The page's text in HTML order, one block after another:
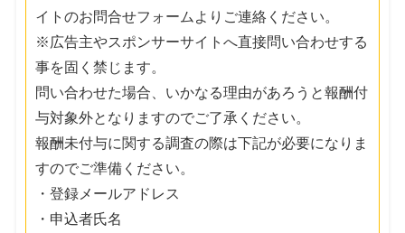
イトのお問合せフォームよりご連絡ください。
※広告主やスポンサーサイトへ直接問い合わせする
事を固く禁じます。
問い合わせた場合、いかなる理由があろうと報酬付
与対象外となりますのでご了承ください。
報酬未付与に関する調査の際は下記が必要になりま
すのでご準備ください。
・登録メールアドレス
・申込者氏名